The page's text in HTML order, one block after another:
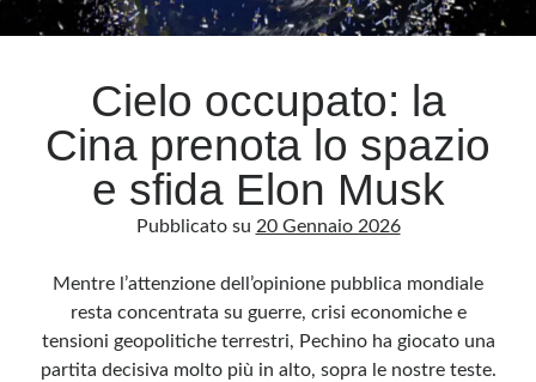
Archivio
Categorie
Questo blog non rappresenta una testata giornalistica, in quanto viene aggiornato
senza alcuna periodicità. Non può pertanto considerarsi un prodotto editoriale ai
sensi della legge n· 62 del 7.03.2001. L’autore non è responsabile di quanto
Cielo occupato: la
Cina prenota lo spazio
e sfida Elon Musk
Pubblicato su 20 Gennaio 2026
Mentre l’attenzione dell’opinione pubblica mondiale
resta concentrata su guerre, crisi economiche e
tensioni geopolitiche terrestri, Pechino ha giocato una
partita decisiva molto più in alto, sopra le nostre teste.